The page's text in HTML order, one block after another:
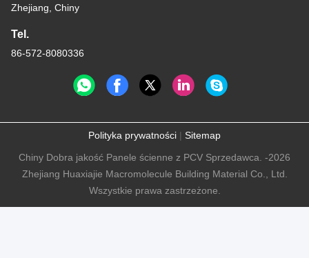
Zhejiang, Chiny
Tel.
86-572-8080336
Polityka prywatności | Sitemap
Chiny Dobra jakość Panele ścienne z PCV Sprzedawca. -2026
Zhejiang Huaxiajie Macromolecule Building Material Co., Ltd.
Wszystkie prawa zastrzeżone.